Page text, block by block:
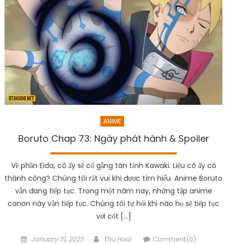
ANIME
Boruto Chap 73: Ngày phát hành & Spoiler
Về phần Eida, cô ấy sẽ cố gắng tán tỉnh Kawaki. Liệu cô ấy có
thành công? Chúng tôi rất vui khi được tìm hiểu. Anime Boruto
vẫn đang tiếp tục. Trong một năm nay, những tập anime
canon này vẫn tiếp tục. Chúng tôi tự hỏi khi nào họ sẽ tiếp tục
với cốt […]
Posted
January 31, 2023 Author
Thu Hoai Comment(0)